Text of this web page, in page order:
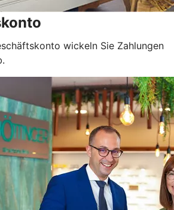
wickeln Sie Zahlungen